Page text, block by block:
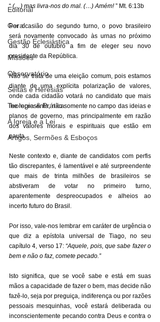
Editorial
Geral
Gestão Eclesiástica
Missões
Observatório
Seitas e Heresias
Teologia & Prática
A Igreja e a Lei
Artigos, Sermões & Esboços
“ (…) mas livra-nos do mal. (…) Amém! ” Mt. 6:13b
Por ocasião do segundo turno, o povo brasileiro
será novamente convocado às urnas no próximo
dia 30 de outubro a fim de eleger seu novo
presidente da República.
Não se trata de uma eleição comum, pois estamos
diante de uma explícita polarização de valores,
onde cada cidadão votará no candidato que mais
lhe representa, não somente no campo das ideias e
planos de governo, mas principalmente em razão
dos valores morais e espirituais que estão em
pauta.
Neste contexto e, diante de candidatos com perfis
tão discrepantes, é lamentável e até surpreendente
que mais de trinta milhões de brasileiros se
abstiveram de votar no primeiro turno,
aparentemente despreocupados e alheios ao
incerto futuro do Brasil.
Por isso, vale-nos lembrar em caráter de urgência o
que diz a epístola universal de Tiago, no seu
capítulo 4, verso 17: “Aquele, pois, que sabe fazer o
bem e não o faz, comete pecado.”
Isto significa, que se você sabe e está em suas
mãos a capacidade de fazer o bem, mas decide não
fazê-lo, seja por preguiça, indiferença ou por razões
pessoais mesquinhas, você estará deliberada ou
inconscientemente pecando contra Deus e contra o